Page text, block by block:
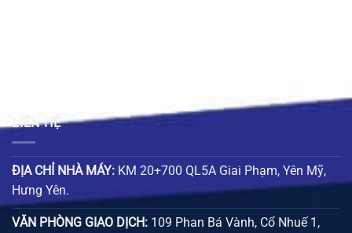
LIÊN HỆ
ĐỊA CHỈ NHÀ MÁY: KM 20+700 QL5A Giai Phạm, Yên Mỹ,
Hưng Yên.
VĂN PHÒNG GIAO DỊCH: 109 Phan Bá Vành, Cổ Nhuế 1,